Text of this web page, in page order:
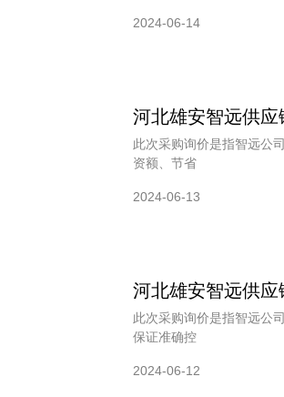
2024-06-14
河北雄安智远供
此次采购询价是指智远公
资额、节省
2024-06-13
河北雄安智远供
此次采购询价是指智远公
保证准确控
2024-06-12